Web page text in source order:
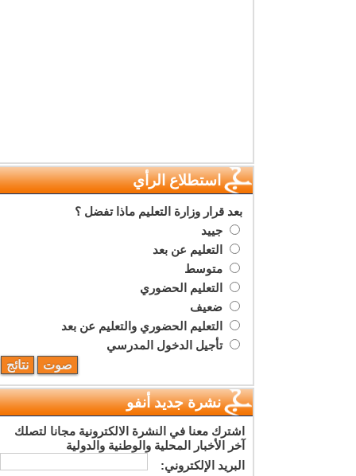
استطلاع الرأي
بعد قرار وزارة التعليم ماذا تفضل ؟
جييد
التعليم عن بعد
متوسط
التعليم الحضوري
ضعيف
التعليم الحضوري والتعليم عن بعد
تأجيل الدخول المدرسي
نشرة جديد أنفو
اشترك معنا في النشرة الالكترونية مجانا لتصلك
آخر الأخبار المحلية والوطنية والدولية
البريد اﻹلكتروني: